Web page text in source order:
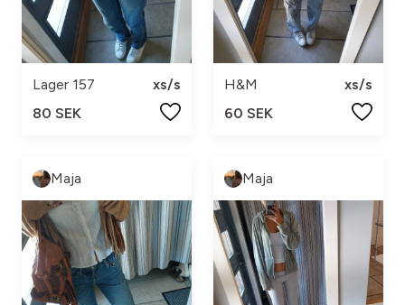
Lager 157
xs/s
80 SEK
H&M
xs/s
60 SEK
Maja Maja